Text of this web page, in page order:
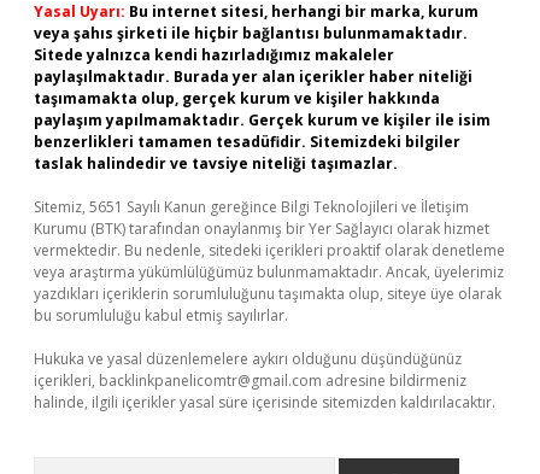
Yasal Uyarı: Bu internet sitesi, herhangi bir marka, kurum
veya şahıs şirketi ile hiçbir bağlantısı bulunmamaktadır.
Sitede yalnızca kendi hazırladığımız makaleler
paylaşılmaktadır. Burada yer alan içerikler haber niteliği
taşımamakta olup, gerçek kurum ve kişiler hakkında
paylaşım yapılmamaktadır. Gerçek kurum ve kişiler ile isim
benzerlikleri tamamen tesadüfidir. Sitemizdeki bilgiler
taslak halindedir ve tavsiye niteliği taşımazlar.
Sitemiz, 5651 Sayılı Kanun gereğince Bilgi Teknolojileri ve İletişim
Kurumu (BTK) tarafından onaylanmış bir Yer Sağlayıcı olarak hizmet
vermektedir. Bu nedenle, sitedeki içerikleri proaktif olarak denetleme
veya araştırma yükümlülüğümüz bulunmamaktadır. Ancak, üyelerimiz
yazdıkları içeriklerin sorumluluğunu taşımakta olup, siteye üye olarak
bu sorumluluğu kabul etmiş sayılırlar.
Hukuka ve yasal düzenlemelere aykırı olduğunu düşündüğünüz
içerikleri, backlinkpanelicomtr@gmail.com adresine bildirmeniz
halinde, ilgili içerikler yasal süre içerisinde sitemizden kaldırılacaktır.